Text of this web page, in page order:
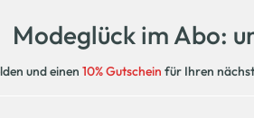
Modeglück im Abo:
und einen 10% Gutschein für Ihren